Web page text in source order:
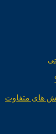
های متفاوت